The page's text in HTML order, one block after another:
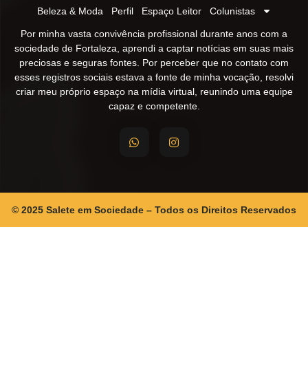
Beleza & Moda Perfil Espaço Leitor Colunistas
Por minha vasta convivência profissional durante anos com a
sociedade de Fortaleza, aprendi a captar notícias em suas mais
preciosas e seguras fontes. Por perceber que no contato com
esses registros sociais estava a fonte de minha vocação, resolvi
criar meu próprio espaço na mídia virtual, reunindo uma equipe
capaz e competente.
© 2025 Salete em Sociedade – Todos os Direitos Reservados